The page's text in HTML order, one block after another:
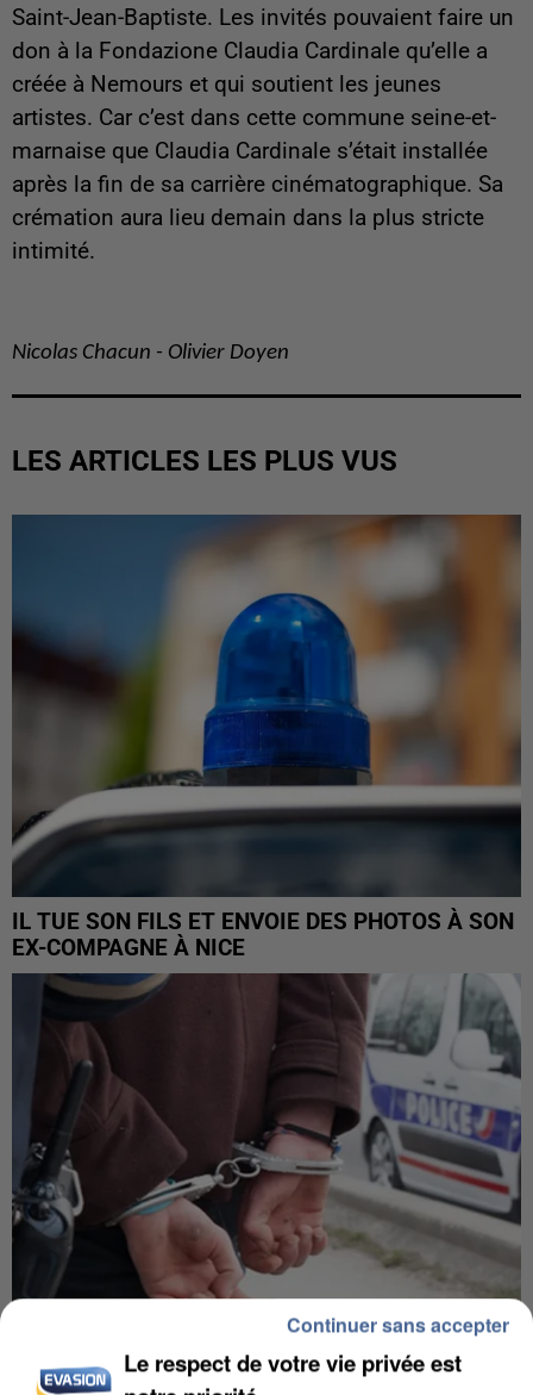
Saint-Jean-Baptiste. Les invités pouvaient faire un
don à la Fondazione Claudia Cardinale qu’elle a
créée à Nemours et qui soutient les jeunes
artistes. Car c’est dans cette commune seine-et-
marnaise que Claudia Cardinale s’était installée
après la fin de sa carrière cinématographique. Sa
crémation aura lieu demain dans la plus stricte
intimité.
Nicolas Chacun - Olivier Doyen
LES ARTICLES LES PLUS VUS
IL TUE SON FILS ET ENVOIE DES PHOTOS À SON
EX-COMPAGNE À NICE
L’UN DES FONDATEURS SUPPOSÉS DE LA DZ
Le respect de votre vie privée est
Continuer sans accepter